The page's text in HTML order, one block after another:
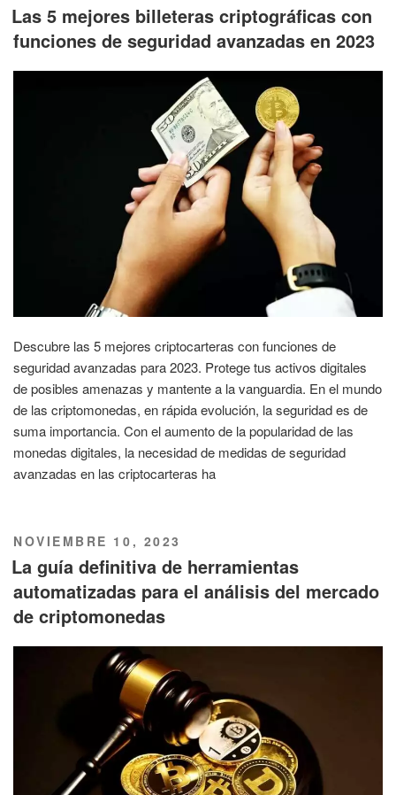
EL
Las 5 mejores billeteras criptográficas con
funciones de seguridad avanzadas en 2023
Descubre las 5 mejores criptocarteras con funciones de
seguridad avanzadas para 2023. Protege tus activos digitales
de posibles amenazas y mantente a la vanguardia. En el mundo
de las criptomonedas, en rápida evolución, la seguridad es de
suma importancia. Con el aumento de la popularidad de las
monedas digitales, la necesidad de medidas de seguridad
avanzadas en las criptocarteras ha
PUBLICADO
EL
NOVIEMBRE 10, 2023
La guía definitiva de herramientas
automatizadas para el análisis del mercado
de criptomonedas